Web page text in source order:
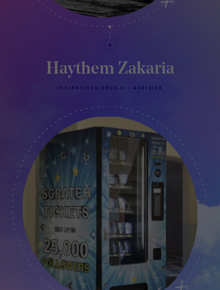
Haythem Zakaria
INTERSTICES OPUS II - AFRIKIKK